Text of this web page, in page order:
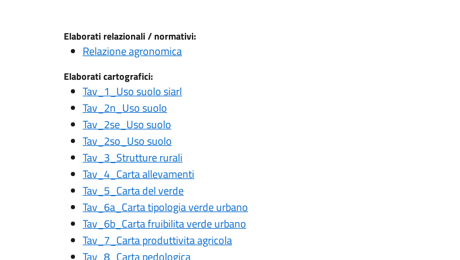
Elaborati relazionali / normativi:
Relazione agronomica
Elaborati cartografici:
Tav_1_Uso suolo siarl
Tav_2n_Uso suolo
Tav_2se_Uso suolo
Tav_2so_Uso suolo
Tav_3_Strutture rurali
Tav_4_Carta allevamenti
Tav_5_Carta del verde
Tav_6a_Carta tipologia verde urbano
Tav_6b_Carta fruibilita verde urbano
Tav_7_Carta produttivita agricola
Tav_8_Carta pedologica